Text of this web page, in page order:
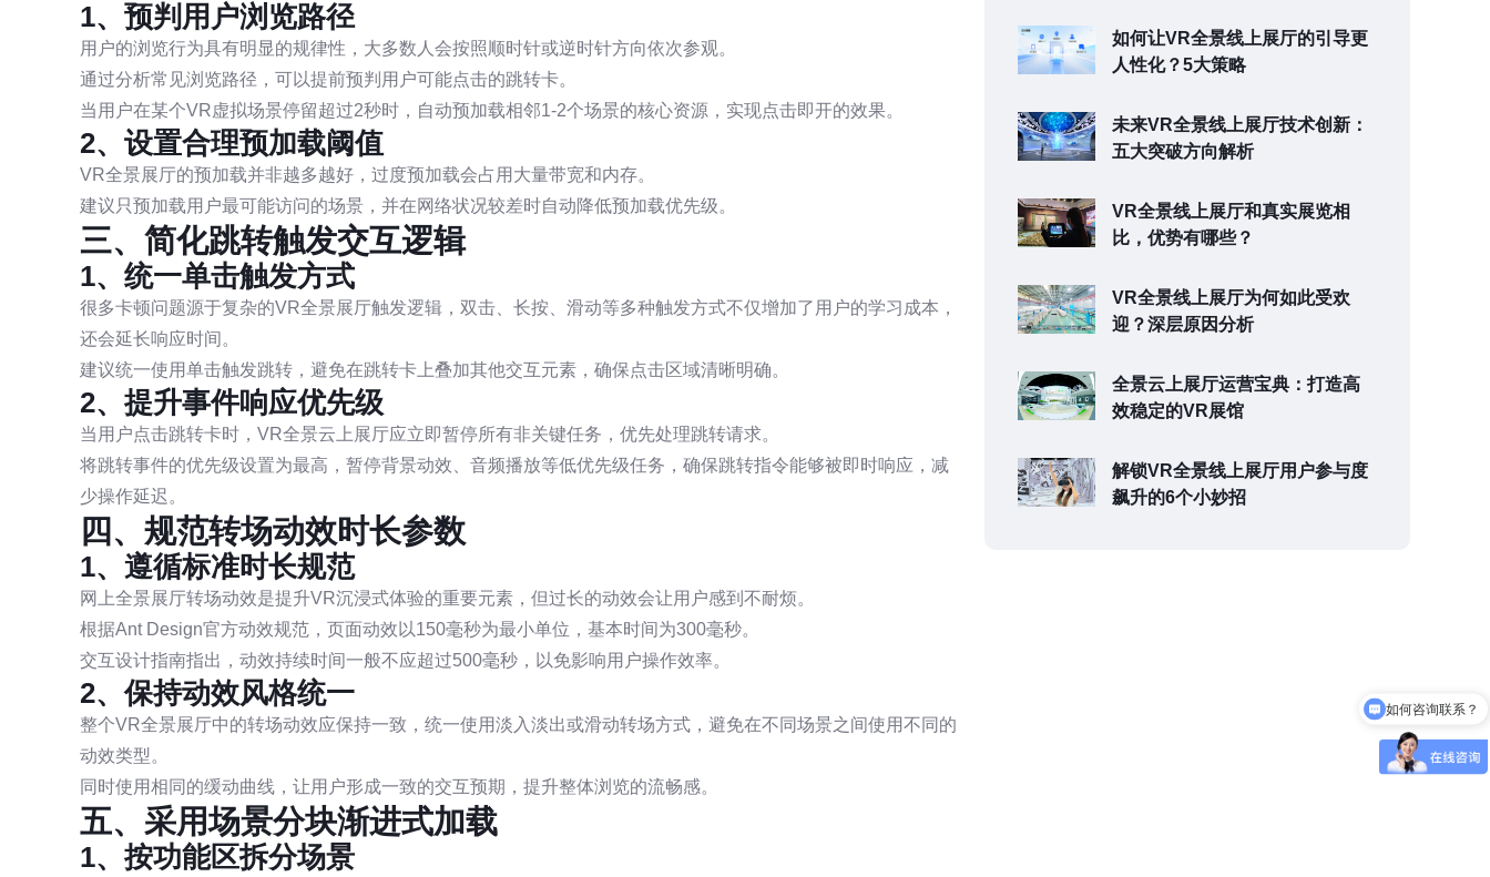
1、预判用户浏览路径
用户的浏览行为具有明显的规律性，大多数人会按照顺时针或逆时针方向依次参观。
通过分析常见浏览路径，可以提前预判用户可能点击的跳转卡。
当用户在某个VR虚拟场景停留超过2秒时，自动预加载相邻1-2个场景的核心资源，实现点击即开的效果。
2、设置合理预加载阈值
VR全景展厅的预加载并非越多越好，过度预加载会占用大量带宽和内存。
建议只预加载用户最可能访问的场景，并在网络状况较差时自动降低预加载优先级。
三、简化跳转触发交互逻辑
1、统一单击触发方式
很多卡顿问题源于复杂的VR全景展厅触发逻辑，双击、长按、滑动等多种触发方式不仅增加了用户的学习成本，
还会延长响应时间。
建议统一使用单击触发跳转，避免在跳转卡上叠加其他交互元素，确保点击区域清晰明确。
2、提升事件响应优先级
当用户点击跳转卡时，VR全景云上展厅应立即暂停所有非关键任务，优先处理跳转请求。
将跳转事件的优先级设置为最高，暂停背景动效、音频播放等低优先级任务，确保跳转指令能够被即时响应，减
少操作延迟。
四、规范转场动效时长参数
1、遵循标准时长规范
网上全景展厅转场动效是提升VR沉浸式体验的重要元素，但过长的动效会让用户感到不耐烦。
根据Ant Design官方动效规范，页面动效以150毫秒为最小单位，基本时间为300毫秒。
交互设计指南指出，动效持续时间一般不应超过500毫秒，以免影响用户操作效率。
2、保持动效风格统一
整个VR全景展厅中的转场动效应保持一致，统一使用淡入淡出或滑动转场方式，避免在不同场景之间使用不同的
动效类型。
同时使用相同的缓动曲线，让用户形成一致的交互预期，提升整体浏览的流畅感。
五、采用场景分块渐进式加载
1、按功能区拆分场景
如何让VR全景线上展厅的引导更
人性化？5大策略
未来VR全景线上展厅技术创新：
五大突破方向解析
VR全景线上展厅和真实展览相
比，优势有哪些？
VR全景线上展厅为何如此受欢
迎？深层原因分析
全景云上展厅运营宝典：打造高
效稳定的VR展馆
解锁VR全景线上展厅用户参与度
飙升的6个小妙招
可以介绍下你们的产品么